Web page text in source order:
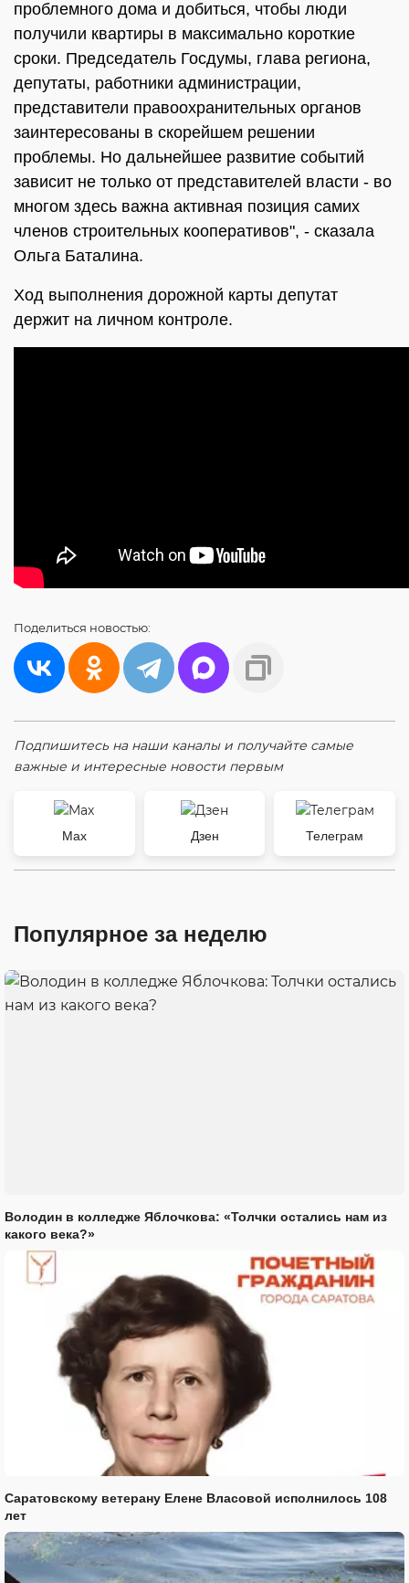
проблемного дома и добиться, чтобы люди
получили квартиры в максимально короткие
сроки. Председатель Госдумы, глава региона,
депутаты, работники администрации,
представители правоохранительных органов
заинтересованы в скорейшем решении
проблемы. Но дальнейшее развитие событий
зависит не только от представителей власти - во
многом здесь важна активная позиция самих
членов строительных кооперативов", - сказала
Ольга Баталина.
Ход выполнения дорожной карты депутат
держит на личном контроле.
Поделиться новостью:
Подпишитесь на наши каналы и получайте самые
важные и интересные новости первым
Max Дзен Телеграм
Популярное за неделю
Володин в колледже Яблочкова: «Толчки остались нам из
какого века?»
Саратовскому ветерану Елене Власовой исполнилось 108
лет